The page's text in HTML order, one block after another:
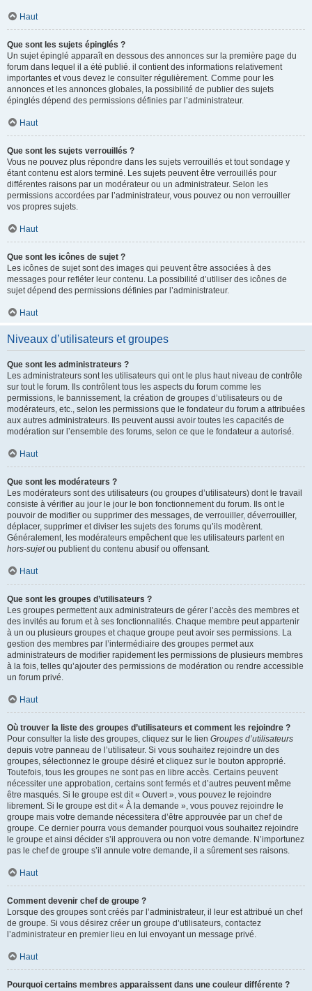
Haut
Que sont les sujets épinglés ?
Un sujet épinglé apparaît en dessous des annonces sur la première page du
forum dans lequel il a été publié. il contient des informations relativement
importantes et vous devez le consulter régulièrement. Comme pour les
annonces et les annonces globales, la possibilité de publier des sujets
épinglés dépend des permissions définies par l’administrateur.
Haut
Que sont les sujets verrouillés ?
Vous ne pouvez plus répondre dans les sujets verrouillés et tout sondage y
étant contenu est alors terminé. Les sujets peuvent être verrouillés pour
différentes raisons par un modérateur ou un administrateur. Selon les
permissions accordées par l’administrateur, vous pouvez ou non verrouiller
vos propres sujets.
Haut
Que sont les icônes de sujet ?
Les icônes de sujet sont des images qui peuvent être associées à des
messages pour refléter leur contenu. La possibilité d’utiliser des icônes de
sujet dépend des permissions définies par l’administrateur.
Haut
Niveaux d’utilisateurs et groupes
Que sont les administrateurs ?
Les administrateurs sont les utilisateurs qui ont le plus haut niveau de contrôle
sur tout le forum. Ils contrôlent tous les aspects du forum comme les
permissions, le bannissement, la création de groupes d’utilisateurs ou de
modérateurs, etc., selon les permissions que le fondateur du forum a attribuées
aux autres administrateurs. Ils peuvent aussi avoir toutes les capacités de
modération sur l’ensemble des forums, selon ce que le fondateur a autorisé.
Haut
Que sont les modérateurs ?
Les modérateurs sont des utilisateurs (ou groupes d’utilisateurs) dont le travail
consiste à vérifier au jour le jour le bon fonctionnement du forum. Ils ont le
pouvoir de modifier ou supprimer des messages, de verrouiller, déverrouiller,
déplacer, supprimer et diviser les sujets des forums qu’ils modèrent.
Généralement, les modérateurs empêchent que les utilisateurs partent en
hors-sujetou publient du contenu abusif ou offensant.
Haut
Que sont les groupes d’utilisateurs ?
Les groupes permettent aux administrateurs de gérer l’accès des membres et
des invités au forum et à ses fonctionnalités. Chaque membre peut appartenir
à un ou plusieurs groupes et chaque groupe peut avoir ses permissions. La
gestion des membres par l’intermédiaire des groupes permet aux
administrateurs de modifier rapidement les permissions de plusieurs membres
à la fois, telles qu’ajouter des permissions de modération ou rendre accessible
un forum privé.
Haut
Où trouver la liste des groupes d’utilisateurs et comment les rejoindre ?
Pour consulter la liste des groupes, cliquez sur le lien Groupes d’utilisateurs
depuis votre panneau de l’utilisateur. Si vous souhaitez rejoindre un des
groupes, sélectionnez le groupe désiré et cliquez sur le bouton approprié.
Toutefois, tous les groupes ne sont pas en libre accès. Certains peuvent
nécessiter une approbation, certains sont fermés et d’autres peuvent même
être masqués. Si le groupe est dit « Ouvert », vous pouvez le rejoindre
librement. Si le groupe est dit « À la demande », vous pouvez rejoindre le
groupe mais votre demande nécessitera d’être approuvée par un chef de
groupe. Ce dernier pourra vous demander pourquoi vous souhaitez rejoindre
le groupe et ainsi décider s’il approuvera ou non votre demande. N’importunez
pas le chef de groupe s’il annule votre demande, il a sûrement ses raisons.
Haut
Comment devenir chef de groupe ?
Lorsque des groupes sont créés par l’administrateur, il leur est attribué un chef
de groupe. Si vous désirez créer un groupe d’utilisateurs, contactez
l’administrateur en premier lieu en lui envoyant un message privé.
Haut
Pourquoi certains membres apparaissent dans une couleur différente ?